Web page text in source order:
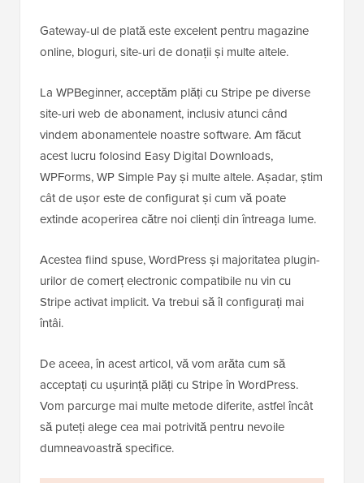
Gateway-ul de plată este excelent pentru magazine
online, bloguri, site-uri de donații și multe altele.
La WPBeginner, acceptăm plăți cu Stripe pe diverse
site-uri web de abonament, inclusiv atunci când
vindem abonamentele noastre software. Am făcut
acest lucru folosind Easy Digital Downloads,
WPForms, WP Simple Pay și multe altele. Așadar, știm
cât de ușor este de configurat și cum vă poate
extinde acoperirea către noi clienți din întreaga lume.
Acestea fiind spuse, WordPress și majoritatea plugin-
urilor de comerț electronic compatibile nu vin cu
Stripe activat implicit. Va trebui să îl configurați mai
întâi.
De aceea, în acest articol, vă vom arăta cum să
acceptați cu ușurință plăți cu Stripe în WordPress.
Vom parcurge mai multe metode diferite, astfel încât
să puteți alege cea mai potrivită pentru nevoile
dumneavoastră specifice.